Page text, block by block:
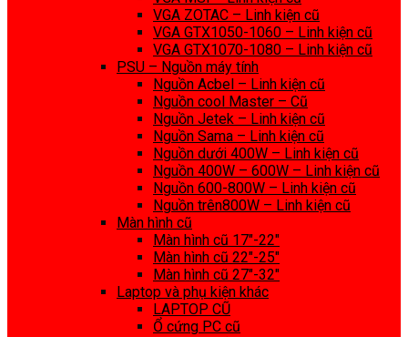
VGA ZOTAC – Linh kiện cũ
VGA GTX1050-1060 – Linh kiện cũ
VGA GTX1070-1080 – Linh kiện cũ
PSU – Nguồn máy tính
Nguồn Acbel – Linh kiện cũ
Nguồn cool Master – Cũ
Nguồn Jetek – Linh kiện cũ
Nguồn Sama – Linh kiện cũ
Nguồn dưới 400W – Linh kiện cũ
Nguồn 400W – 600W – Linh kiện cũ
Nguồn 600-800W – Linh kiện cũ
Nguồn trên800W – Linh kiện cũ
Màn hình cũ
Màn hình cũ 17″-22″
Màn hình cũ 22″-25″
Màn hình cũ 27″-32″
Laptop và phụ kiện khác
LAPTOP CŨ
Ổ cứng PC cũ